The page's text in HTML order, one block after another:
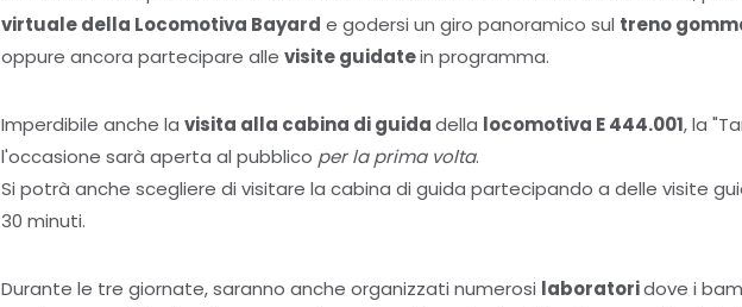
virtuale della Locomotiva Bayard e godersi un giro panoramico sul treno
oppure ancora partecipare alle visite guidatein programma.
Imperdibile anche la visita alla cabina di guidadella locomotiva E 444.001, la
l'occasione sarà aperta al pubblico per la prima volta.
Si potrà anche scegliere di visitare la cabina di guida partecipando a delle visite
30 minuti.
Durante le tre giornate, saranno anche organizzati numerosi laboratoridove i